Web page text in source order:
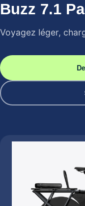
Buzz 7.1
Voyagez léger,